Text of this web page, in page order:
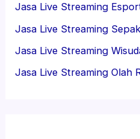
Jasa Live Streaming
Jasa Live Streaming
Jasa Live Streaming
Jasa Live Streaming Olah